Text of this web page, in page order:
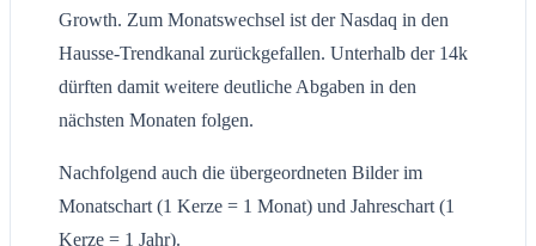
Growth. Zum Monatswechsel ist der Nasdaq in den
Hausse-Trendkanal zurückgefallen. Unterhalb der 14k
dürften damit weitere deutliche Abgaben in den
nächsten Monaten folgen.
Nachfolgend auch die übergeordneten Bilder im
Monatschart (1 Kerze = 1 Monat) und Jahreschart (1
Kerze = 1 Jahr).